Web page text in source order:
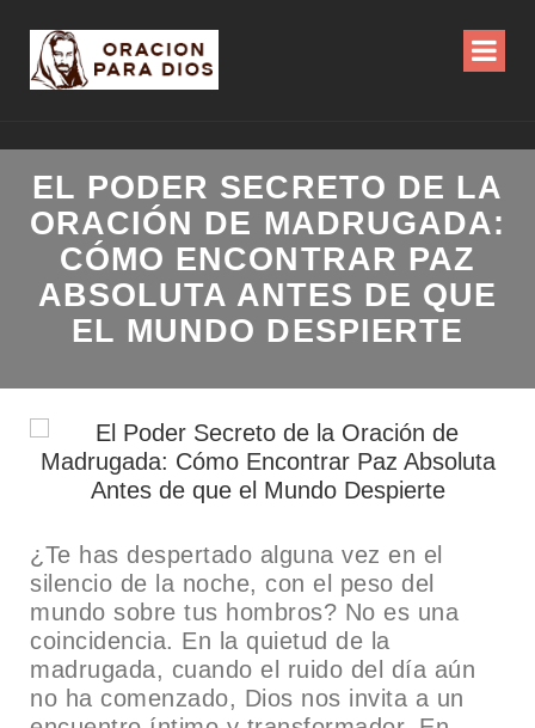
EL PODER SECRETO DE LA
ORACIÓN DE MADRUGADA:
CÓMO ENCONTRAR PAZ
ABSOLUTA ANTES DE QUE
EL MUNDO DESPIERTE
¿Te has despertado alguna vez en el
silencio de la noche, con el peso del
mundo sobre tus hombros? No es una
coincidencia. En la quietud de la
madrugada, cuando el ruido del día aún
no ha comenzado, Dios nos invita a un